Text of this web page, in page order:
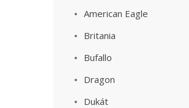
American Eagle
Britania
Bufallo
Dragon
Dukát